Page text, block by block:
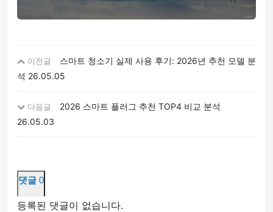
이전글
스마트 청소기 실제 사용 후기: 2026년 추천 모델 분
석 26.05.05
다음글
2026 스마트 플러그 추천 TOP4 비교 분석
26.05.03
댓글 0
등록된 댓글이 없습니다.